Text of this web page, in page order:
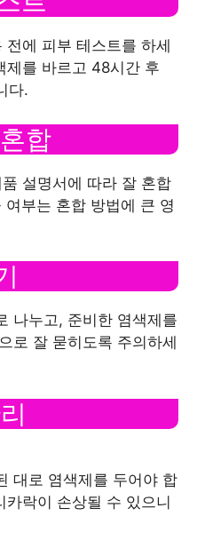
에 피부 테스트를 하세
제를 바르고 48시간 후
다.
합
설명서에 따라 잘 혼합
여부는 혼합 방법에 큰 영
나누고, 준비한 염색제를
로 잘 묻히도록 주의하세
대로 염색제를 두어야 합
락이 손상될 수 있으니